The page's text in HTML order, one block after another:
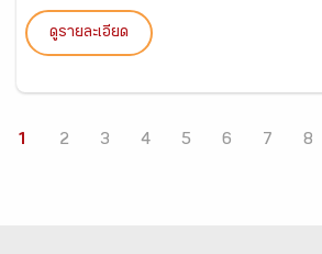
ดูรายละเอียด
1 2 3 4 5 6 7 8